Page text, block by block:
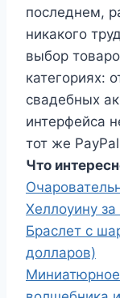
последнем,
никакого
выбор
категориях:
свадебных
интерфейса
тот же
Что
Хеллоуину
Браслет с
долларов)